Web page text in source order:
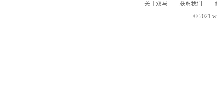
关于双马 联系我们
© 2021